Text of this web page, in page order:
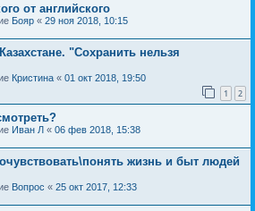
от английского
Бояр « 29 ноя 2018, 10:15
"Сохранить нельзя
Кристина « 01 окт 2018, 19:50
1 2
Иван Л « 06 фев 2018, 15:38
жизнь и быт людей
Вопрос « 25 окт 2017, 12:33